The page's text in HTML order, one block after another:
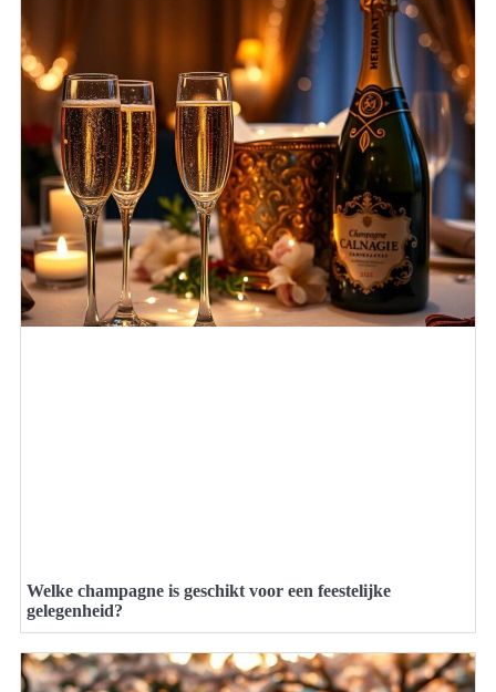
Welke champagne is geschikt voor een feestelijke
gelegenheid?